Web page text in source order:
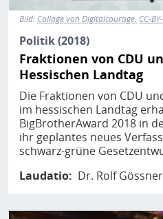
Bild: Collage von Digitalcourage CC-
Politik (2018)
Fraktionen von CDU
Hessischen Landtag
Die Fraktionen von CDU
im hessischen Landtag
BigBrotherAward 2018 in
ihr geplantes neues
schwarz-grüne
Laudatio
Dr. Rolf Gössner
Bild